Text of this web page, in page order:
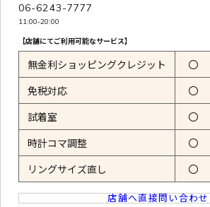
06-6243-7777
11:00-20:00
【店舗にてご利用可能なサービス】
無金利ショッピングクレジット 〇
免税対応 〇
試着室 〇
時計コマ調整 〇
リングサイズ直し 〇
店舗へ直接問い合わせ